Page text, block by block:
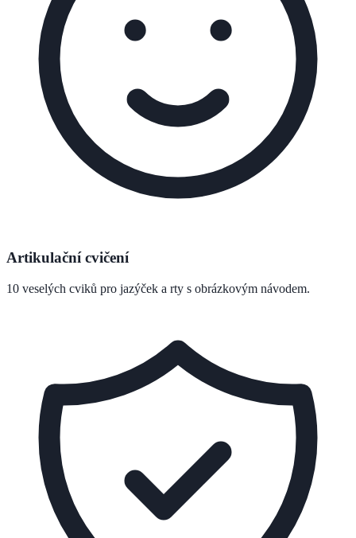
Artikulační cvičení
10 veselých cviků pro jazýček a rty s obrázkovým návodem.